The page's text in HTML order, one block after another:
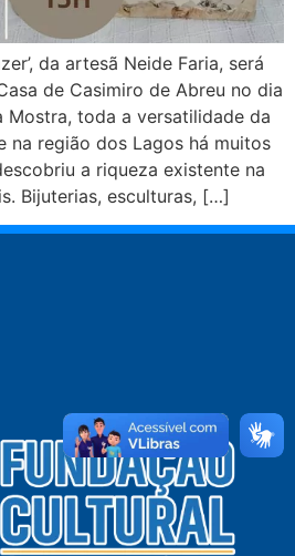
da artesã Neide Faria, será
de Casimiro de Abreu no dia
Mostra, toda a versatilidade da
na região dos Lagos há muitos
a riqueza existente na
Bijuterias, esculturas, […]